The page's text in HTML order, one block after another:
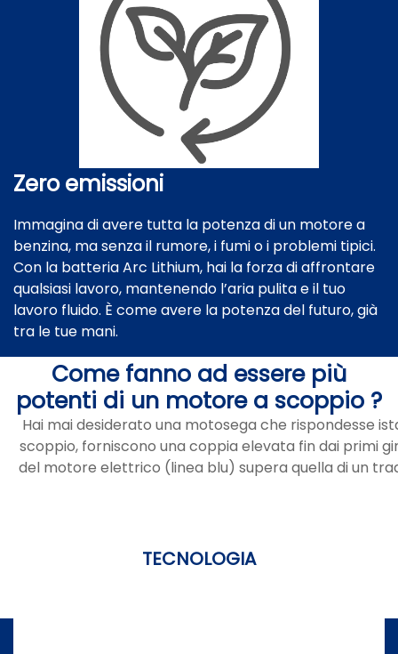
Zero emissioni
Immagina di avere tutta la potenza di un motore a
benzina, ma senza il rumore, i fumi o i problemi tipici.
Con la batteria Arc Lithium, hai la forza di affrontare
qualsiasi lavoro, mantenendo l’aria pulita e il tuo
lavoro fluido. È come avere la potenza del futuro, già
tra le tue mani.
Come fanno ad essere più
potenti di un motore a scoppio ?
Hai mai desiderato una motosega che rispondesse
scoppio, forniscono una coppia elevata fin dai primi
del motore elettrico (linea blu) supera quella di un
TECNOLOGIA